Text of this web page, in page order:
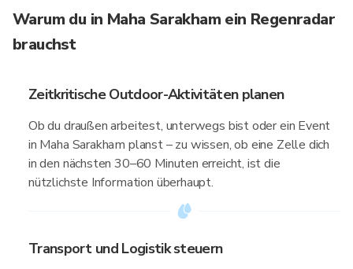
Warum du in Maha Sarakham ein Regenradar
brauchst
Zeitkritische Outdoor-Aktivitäten planen
Ob du draußen arbeitest, unterwegs bist oder ein Event
in Maha Sarakham planst – zu wissen, ob eine Zelle dich
in den nächsten 30–60 Minuten erreicht, ist die
nützlichste Information überhaupt.
Transport und Logistik steuern